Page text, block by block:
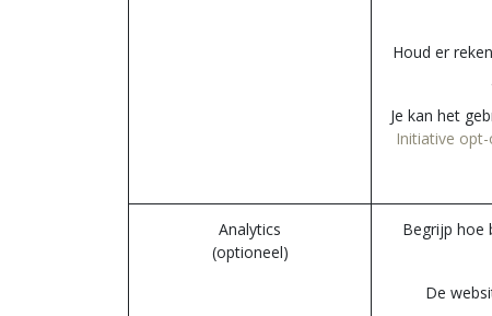
Houd er
Je kan het
Initiative
Analytics
(optioneel)
Begrijp hoe
De